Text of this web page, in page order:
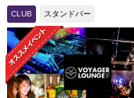
CLUB スタンドバー